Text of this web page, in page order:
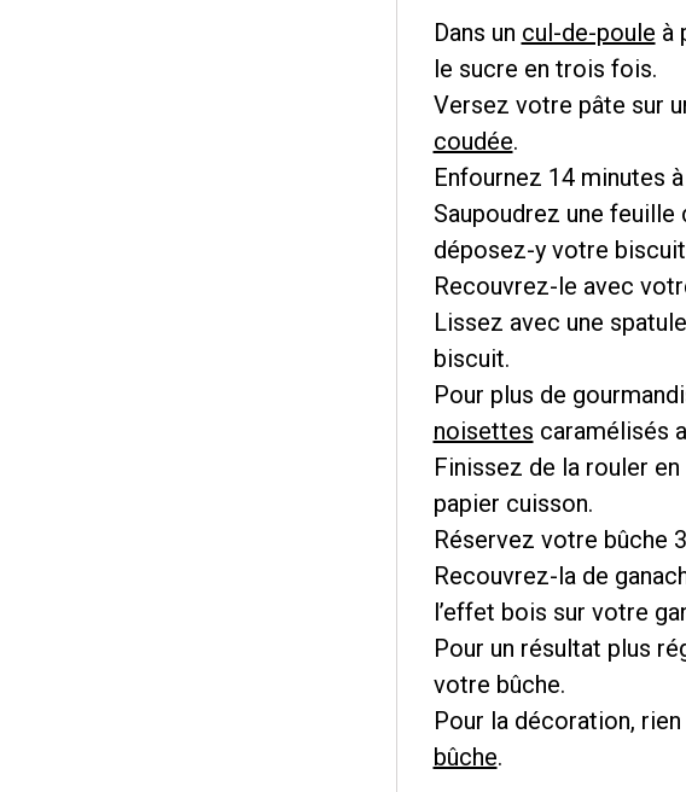
Dans un cul-de-poule à
le sucre en trois fois.
Versez votre pâte sur
coudée.
Enfournez 14 minutes à
Saupoudrez une feuille
déposez-y votre
Recouvrez-le avec
Lissez avec une
biscuit.
Pour plus de
noisettes caramélisés
Finissez de la rouler
papier cuisson.
Réservez votre bûche
Recouvrez-la de
l’effet bois sur votre
Pour un résultat plus
votre bûche.
Pour la décoration, rien
bûche.